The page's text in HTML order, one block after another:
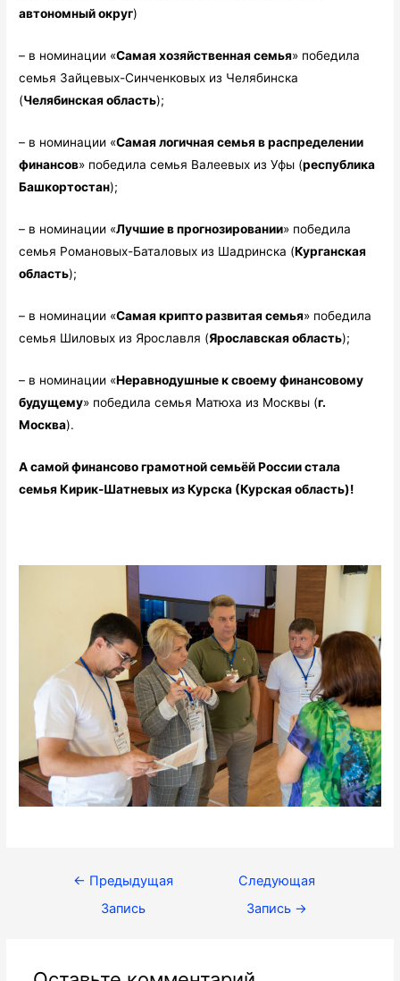
автономный округ)
– в номинации «Самая хозяйственная семья» победила
семья Зайцевых-Синченковых из Челябинска
(Челябинская область);
– в номинации «Самая логичная семья в распределении
финансов» победила семья Валеевых из Уфы (республика
Башкортостан);
– в номинации «Лучшие в прогнозировании» победила
семья Романовых-Баталовых из Шадринска (Курганская
область);
– в номинации «Самая крипто развитая семья» победила
семья Шиловых из Ярославля (Ярославская область);
– в номинации «Неравнодушные к своему финансовому
будущему» победила семья Матюха из Москвы (г.
Москва).
А самой финансово грамотной семьёй России стала
семья Кирик-Шатневых из Курска (Курская область)!
Навигация
← Предыдущая
Запись
Следующая
Запись →